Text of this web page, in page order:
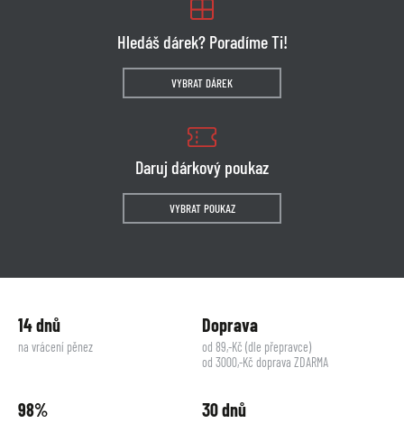
Hledáš dárek? Poradíme Ti!
VYBRAT DÁREK
Daruj dárkový poukaz
VYBRAT POUKAZ
14 dnů
na vrácení pěnez
Doprava
od 89,-Kč (dle přepravce)
od 3000,-Kč doprava ZDARMA
98% 30 dnů